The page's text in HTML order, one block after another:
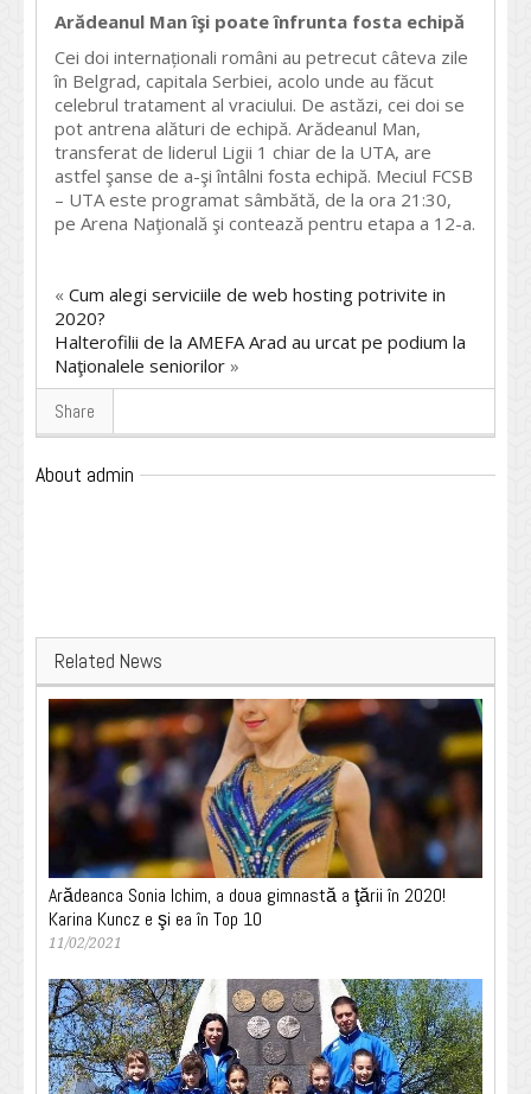
Arădeanul Man îşi poate înfrunta fosta echipă
Cei doi internaționali români au petrecut câteva zile
în Belgrad, capitala Serbiei, acolo unde au făcut
celebrul tratament al vraciului. De astăzi, cei doi se
pot antrena alături de echipă. Arădeanul Man,
transferat de liderul Ligii 1 chiar de la UTA, are
astfel şanse de a-şi întâlni fosta echipă. Meciul FCSB
– UTA este programat sâmbătă, de la ora 21:30,
pe Arena Naţională şi contează pentru etapa a 12-a.
« Cum alegi serviciile de web hosting potrivite in
2020?
Halterofilii de la AMEFA Arad au urcat pe podium la
Naţionalele seniorilor »
Share
About admin
Related News
Arădeanca Sonia Ichim, a doua gimnastă a ţării în 2020!
Karina Kuncz e şi ea în Top 10
11/02/2021